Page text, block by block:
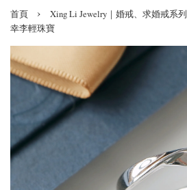
首頁 › Xing Li Jewelry｜婚戒、求婚戒系列
幸李輕珠寶